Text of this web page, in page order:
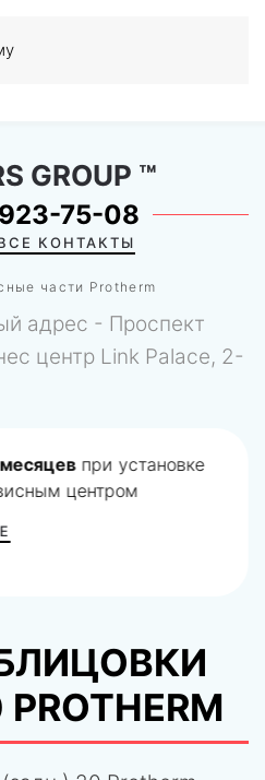
части Protherm
GROUP ™
75-08
КОНТАКТЫ
адрес - Проспект
центр Link Palace, 2-
при установке
центром